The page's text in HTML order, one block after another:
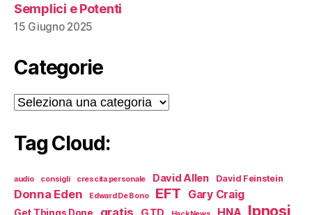
Semplici e Potenti
15 Giugno 2025
Categorie
Categorie
Tag Cloud:
audio consigli crescita personale David Allen David Feinstein
Donna Eden Edward De Bono EFT Gary Craig
Get Things Done gratis HNA Ipnosi